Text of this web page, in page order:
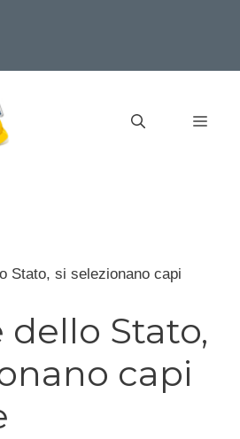
Stato, si selezionano capi
dello Stato,
capi